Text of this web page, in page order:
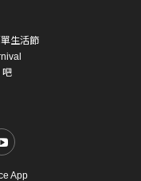
生活節
吧
App